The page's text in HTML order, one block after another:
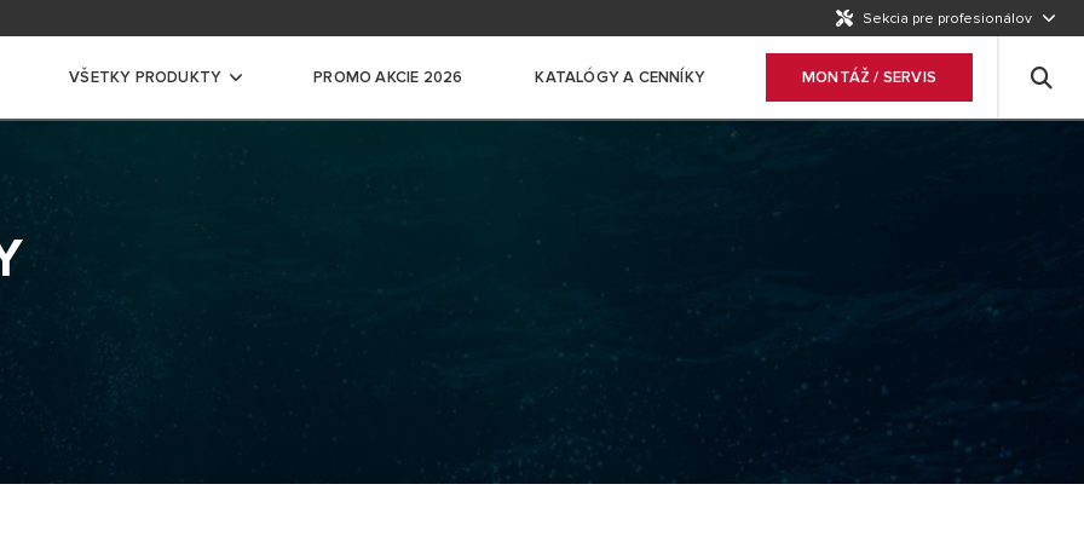
Sekcia pre profesionálov
pre profesionálov
VŠETKY PRODUKTY
ZÁSOBNÍKOVÉ OHRIEVAČE VODY
PRE OHREV VODY
PROMO AKCIE 2026 KATALÓGY A CENNÍKY MONTÁŽ / SERVIS